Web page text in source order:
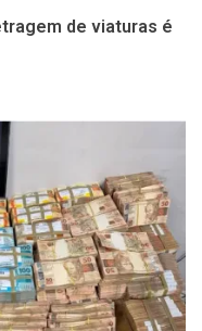
de viaturas é